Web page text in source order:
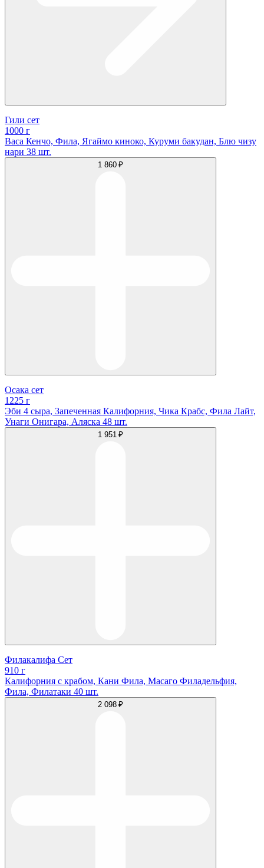
Гили сет
1000 г
Васа Кенчо, Фила, Ягаймо киноко, Куруми бакудан, Блю чизу
нари 38 шт.
1 860 ₽
Осака сет
1225 г
Эби 4 сыра, Запеченная Калифорния, Чика Крабс, Фила Лайт,
Унаги Онигара, Аляска 48 шт.
1 951 ₽
Филакалифа Сет
910 г
Калифорния с крабом, Кани Фила, Масаго Филадельфия,
Фила, Филатаки 40 шт.
2 098 ₽